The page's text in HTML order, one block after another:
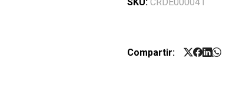
Compartir: